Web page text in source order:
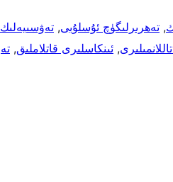
, تەھرىرلىگۈچ ئۇسلۇبى,
, ئىنكاسلىرى قاتلاملىق,